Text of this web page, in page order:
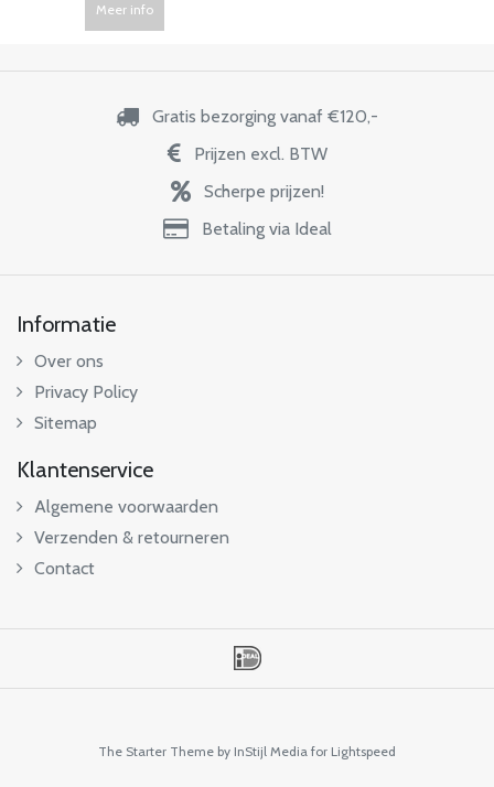
Meer info
Gratis bezorging vanaf €120,-
Prijzen excl. BTW
Scherpe prijzen!
Betaling via Ideal
Informatie
Over ons
Privacy Policy
Sitemap
Klantenservice
Algemene voorwaarden
Verzenden & retourneren
Contact
The Starter Theme by InStijl Media for Lightspeed